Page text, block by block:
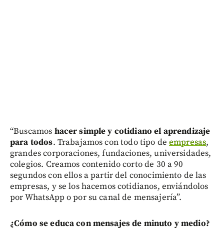
“Buscamos hacer simple y cotidiano el aprendizaje
para todos. Trabajamos con todo tipo deempresas,
grandes corporaciones, fundaciones, universidades,
colegios. Creamos contenido corto de 30 a 90
segundos con ellos a partir del conocimiento de las
empresas, y se los hacemos cotidianos, enviándolos
por WhatsApp o por su canal de mensajería”.
¿Cómo se educa con mensajes de minuto y medio?